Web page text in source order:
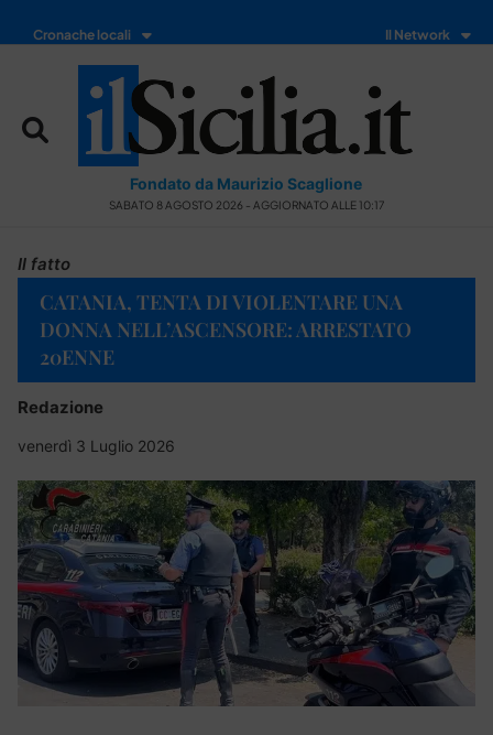
Cronache locali Il Network
Fondato da Maurizio Scaglione
SABATO 8 AGOSTO 2026 - AGGIORNATO ALLE 10:17
Il fatto
CATANIA, TENTA DI VIOLENTARE UNA
DONNA NELL’ASCENSORE: ARRESTATO
20ENNE
Redazione
venerdì 3 Luglio 2026